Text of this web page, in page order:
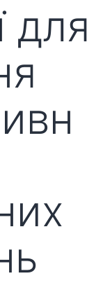
для